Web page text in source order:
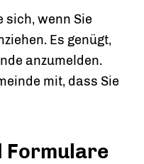
sich, wenn Sie
Es genügt,
anzumelden.
mit, dass Sie
Formulare